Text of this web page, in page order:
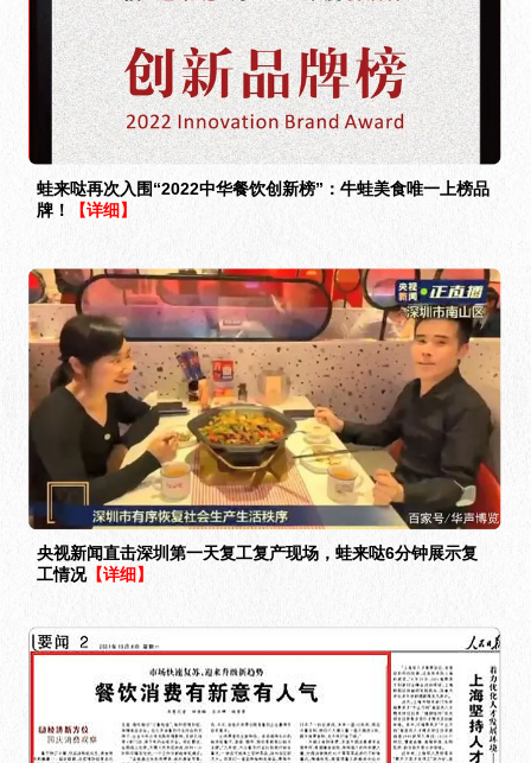
蛙来哒再次入围“2022中华餐饮创新榜”：牛蛙美食唯一上榜品
牌！
【详细】
央视新闻直击深圳第一天复工复产现场，蛙来哒6分钟展示复
工情况【详细】